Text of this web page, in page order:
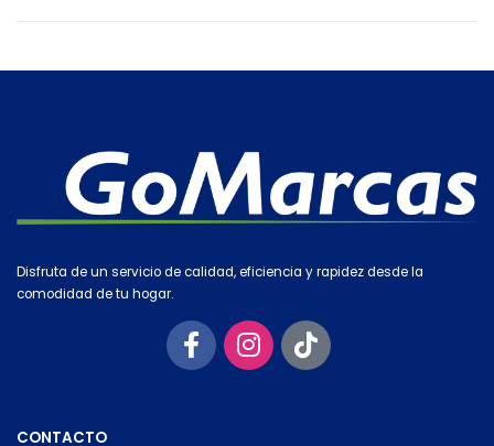
Disfruta de un servicio de calidad, eficiencia y rapidez desde la
comodidad de tu hogar.
CONTACTO